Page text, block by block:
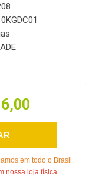
em todo o Brasil.
nossa loja física.